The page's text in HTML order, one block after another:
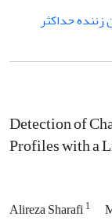
زننده حداکثر
Detection of
Profiles with a
Alireza Sharafi1